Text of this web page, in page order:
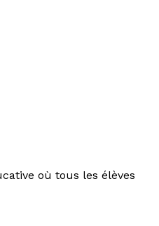
où tous les élèves